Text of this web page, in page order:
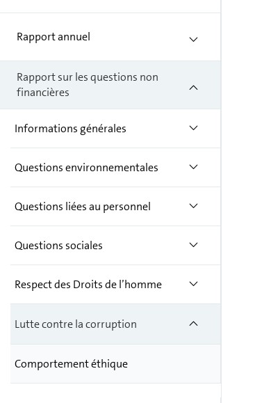
Rapport annuel
Rapport sur les questions non
financières
Informations générales
Questions environnementales
Questions liées au personnel
Questions sociales
Respect des Droits de l’homme
Lutte contre la corruption
Comportement éthique